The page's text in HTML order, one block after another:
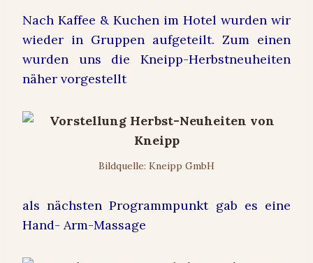
Nach Kaffee & Kuchen im Hotel wurden wir
wieder in Gruppen aufgeteilt. Zum einen
wurden uns die Kneipp-Herbstneuheiten
näher vorgestellt
Bildquelle: Kneipp GmbH
als nächsten Programmpunkt gab es eine
Hand- Arm-Massage